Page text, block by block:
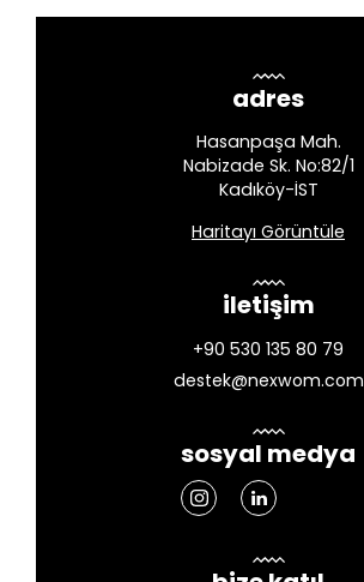
adres
Hasanpaşa Mah.
Nabizade Sk. No:82/1
Kadıköy-İST
Haritayı Görüntüle
iletişim
+90 530 135 80 79
destek@nexwom.com
sosyal medya